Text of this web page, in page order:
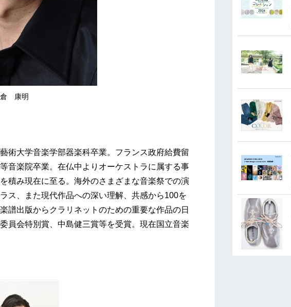
康明
術大学音楽学部器楽科卒業。フランス政府給費留
音楽院卒業。在仏中よりオーケストラに属する事
積み現在に至る。海外のさまざまな音楽祭での演
ス、また現代作品への深い理解、共感から100を
譜出版からクラリネットのための重要な作品の日
員会特別賞、中島健三賞等を受賞。現在国立音楽